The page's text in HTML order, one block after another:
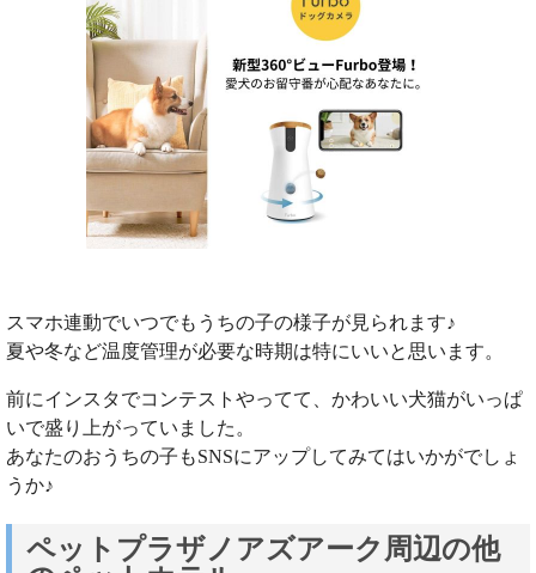
スマホ連動でいつでもうちの子の様子が見られます♪
夏や冬など温度管理が必要な時期は特にいいと思います。
前にインスタでコンテストやってて、かわいい犬猫がいっぱ
いで盛り上がっていました。
あなたのおうちの子もSNSにアップしてみてはいかがでしょ
うか♪
ペットプラザノアズアーク周辺の他